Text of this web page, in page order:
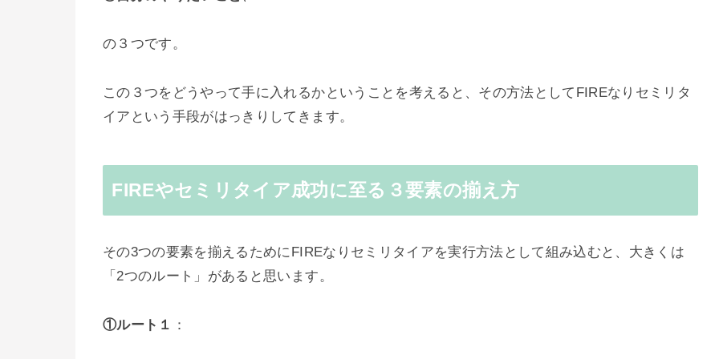
の３つです。
この３つをどうやって手に入れるかということを考えると、その方法としてFIREなりセミリタ
イアという手段がはっきりしてきます。
FIREやセミリタイア成功に至る３要素の揃え方
その3つの要素を揃えるためにFIREなりセミリタイアを実行方法として組み込むと、大きくは
「2つのルート」があると思います。
①ルート１ ：